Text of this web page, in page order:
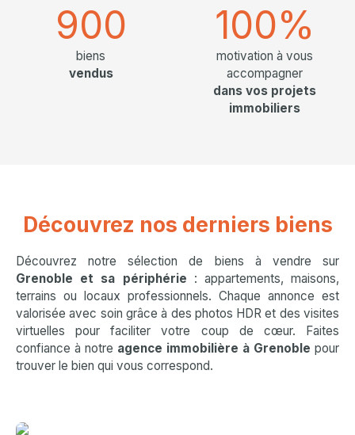
900
biens
vendus
100%
motivation à vous
accompagner
dans vos projets
immobiliers
Découvrez nos derniers biens
Découvrez notre sélection de biens à vendre sur
Grenoble et sa périphérie : appartements, maisons,
terrains ou locaux professionnels. Chaque annonce est
valorisée avec soin grâce à des photos HDR et des visites
virtuelles pour faciliter votre coup de cœur. Faites
confiance à notre agence immobilière à Grenoble pour
trouver le bien qui vous correspond.